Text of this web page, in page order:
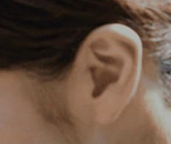
總價
490萬